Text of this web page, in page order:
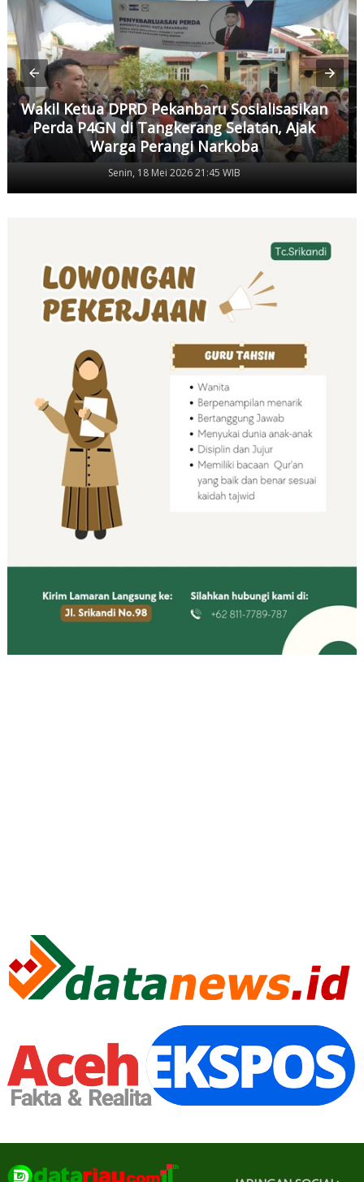
Wakil Ketua DPRD Pekanbaru Sosialisasikan
Perda P4GN di Tangkerang Selatan, Ajak
Warga Perangi Narkoba
Senin, 18 Mei 2026 21:45 WIB